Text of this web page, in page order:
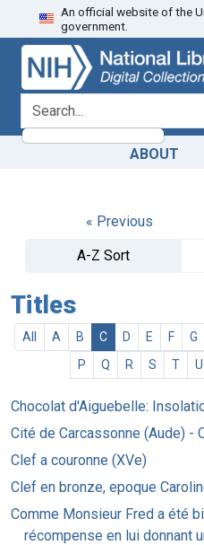
Skip
to
search
Skip to
main
content
An official website of the
government.
search for
ABOUT
« Previous
A-Z Sort
Titles
All A B C D E F G
P
Q R S T U
Chocolat d'Aiguebelle:
Cité de Carcassonne (Aude) -
Clef a couronne (XVe)
Clef en bronze, epoque
Comme Monsieur Fred a été
récompense en lui donnant